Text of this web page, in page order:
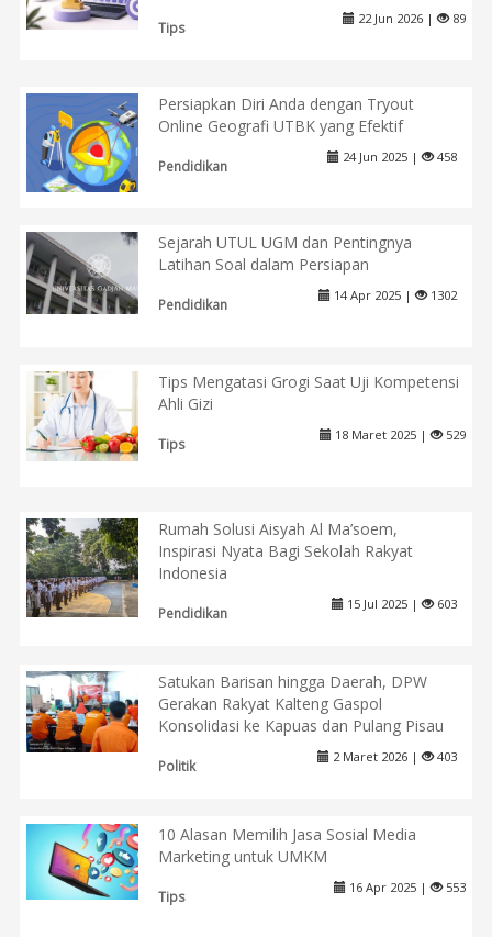
Tips
22 Jun 2026 | 89
Persiapkan Diri Anda dengan Tryout
Online Geografi UTBK yang Efektif
Pendidikan
24 Jun 2025 | 458
Sejarah UTUL UGM dan Pentingnya
Latihan Soal dalam Persiapan
Pendidikan
14 Apr 2025 | 1302
Tips Mengatasi Grogi Saat Uji Kompetensi
Ahli Gizi
Tips
18 Maret 2025 | 529
Rumah Solusi Aisyah Al Ma’soem,
Inspirasi Nyata Bagi Sekolah Rakyat
Indonesia
Pendidikan
15 Jul 2025 | 603
Satukan Barisan hingga Daerah, DPW
Gerakan Rakyat Kalteng Gaspol
Konsolidasi ke Kapuas dan Pulang Pisau
Politik
2 Maret 2026 | 403
10 Alasan Memilih Jasa Sosial Media
Marketing untuk UMKM
Tips
16 Apr 2025 | 553